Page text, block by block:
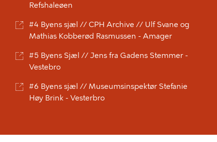
Refshaleøen
#4 Byens sjæl // CPH Archive // Ulf Svane og
Mathias Kobberød Rasmussen - Amager
#5 Byens Sjæl // Jens fra Gadens Stemmer -
Vestebro
#6 Byens sjæl // Museumsinspektør Stefanie
Høy Brink - Vesterbro